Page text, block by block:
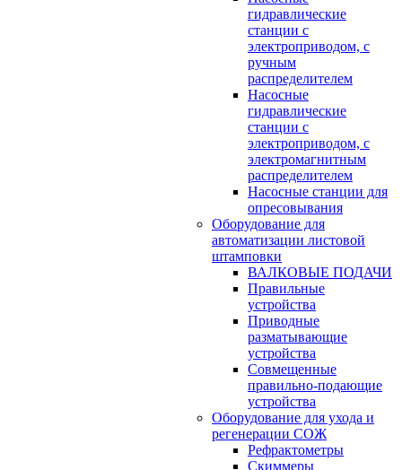
гидравлические
станции с
электроприводом, с
ручным
распределителем
Насосные
гидравлические
станции с
электроприводом, с
электромагнитным
распределителем
Насосные станции для
опресовывания
Оборудование для
автоматизации листовой
штамповки
ВАЛКОВЫЕ ПОДАЧИ
Правильные
устройства
Приводные
разматывающие
устройства
Совмещенные
правильно-подающие
устройства
Оборудование для ухода и
регенерации СОЖ
Рефрактометры
Скиммеры